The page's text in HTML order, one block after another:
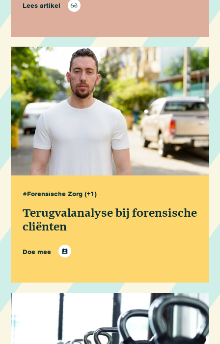
Lees artikel
#Forensische Zorg(+1)
Terugvalanalyse bij forensische
cliënten
Doe mee